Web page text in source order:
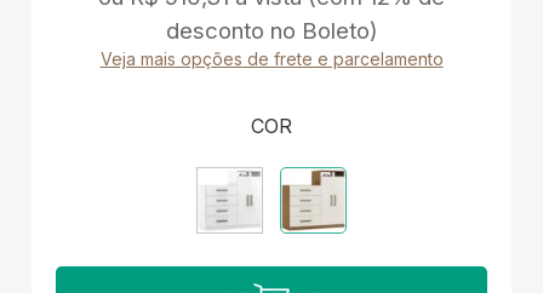
desconto no Boleto)
Veja mais opções de frete e parcelamento
COR